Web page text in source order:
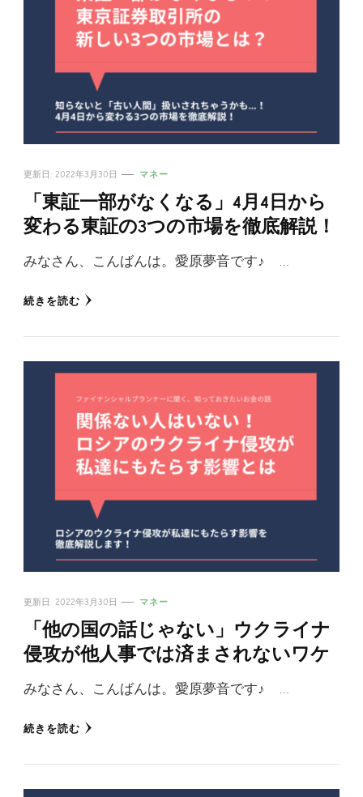
更新日: 2022年3月30日 マネー
「東証一部がなくなる」4月4日から
変わる東証の3つの市場を徹底解説！
みなさん、こんばんは。愛原夢音です♪ …
続きを読む
更新日: 2022年3月30日 マネー
「他の国の話じゃない」ウクライナ
侵攻が他人事では済まされないワケ
みなさん、こんばんは。愛原夢音です♪ …
続きを読む